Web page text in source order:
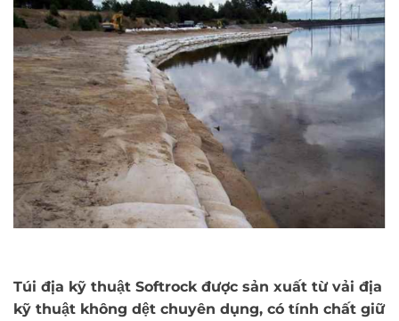
Túi địa kỹ thuật Softrock được sản xuất từ vải địa
kỹ thuật không dệt chuyên dụng, có tính chất giữ